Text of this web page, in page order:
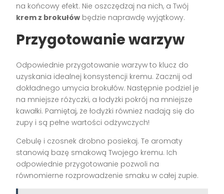
na końcowy efekt. Nie oszczędzaj na nich, a Twój
krem z brokułów będzie naprawdę wyjątkowy.
Przygotowanie warzyw
Odpowiednie przygotowanie warzyw to klucz do
uzyskania idealnej konsystencji kremu. Zacznij od
dokładnego umycia brokułów. Następnie podziel je
na mniejsze różyczki, a łodyżki pokrój na mniejsze
kawałki. Pamiętaj, że łodyżki również nadają się do
zupy i są pełne wartości odżywczych!
Cebulę i czosnek drobno posiekaj. Te aromaty
stanowią bazę smakową Twojego kremu. Ich
odpowiednie przygotowanie pozwoli na
równomierne rozprowadzenie smaku w całej zupie.